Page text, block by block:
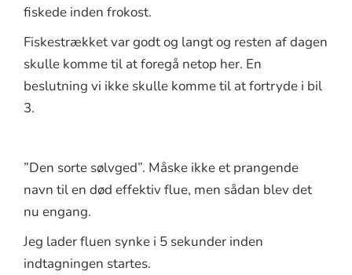
fiskede inden frokost.
Fiskestrækket var godt og langt og resten af dagen
skulle komme til at foregå netop her. En
beslutning vi ikke skulle komme til at fortryde i bil
3.
”Den sorte sølvged”. Måske ikke et prangende
navn til en død effektiv flue, men sådan blev det
nu engang.
Jeg lader fluen synke i 5 sekunder inden
indtagningen startes.